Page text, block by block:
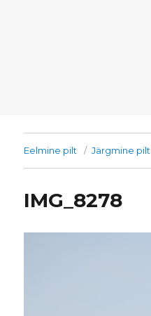
Eelmine pilt Järgmine pilt
IMG_8278